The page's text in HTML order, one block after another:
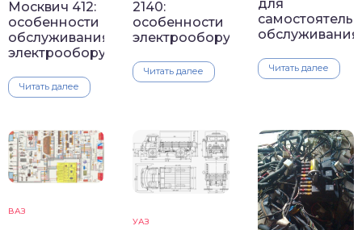
Москвич 412:
особенности
обслуживания
электрооборудования
Читать далее
2140:
особенности
электрооборудования
Читать далее
для
обслуживания
Читать далее
ВАЗ
УАЗ